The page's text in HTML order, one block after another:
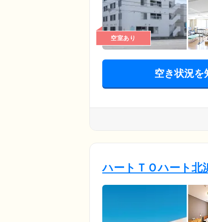
空室あり
空き状況を
ハートＴＯハート北